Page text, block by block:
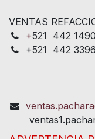
VENTAS
+521 442
+521 442